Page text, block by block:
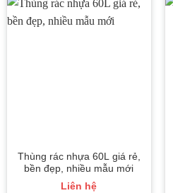
Thùng rác nhựa 60L giá rẻ,
bền đẹp, nhiều mẫu mới
Liên hệ